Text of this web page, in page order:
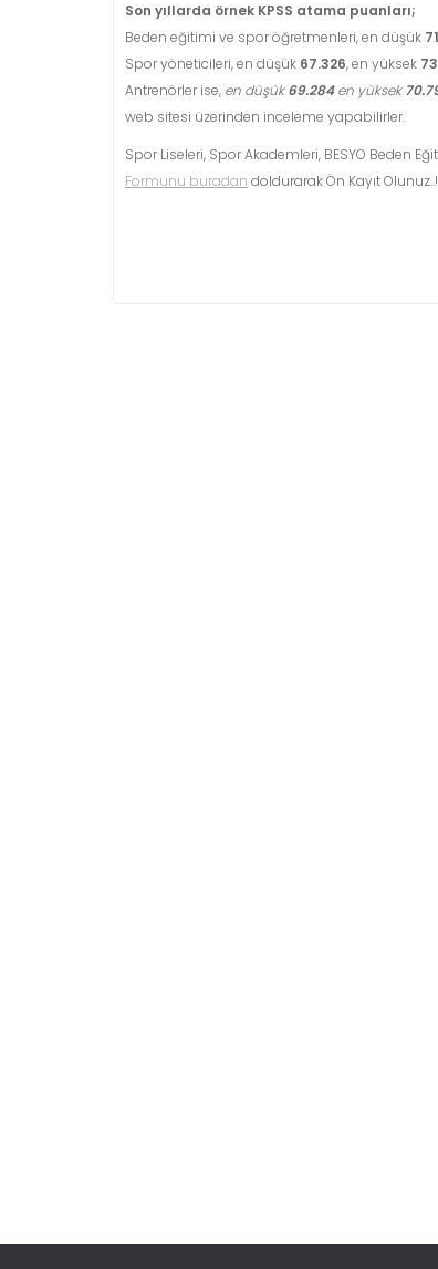
Son yıllarda örnek KPSS atama puanları;
Beden eğitimi ve spor öğretmenleri, en düşük 71
Spor yöneticileri, en düşük 67.326, en yüksek
Antrenörler ise, en düşük69.284en yüksek
web sitesi üzerinden inceleme yapabilirler.
Spor Liseleri, Spor Akademleri, BESYO Beden
Formunu buradan doldurarak Ön Kayıt Olunuz..!